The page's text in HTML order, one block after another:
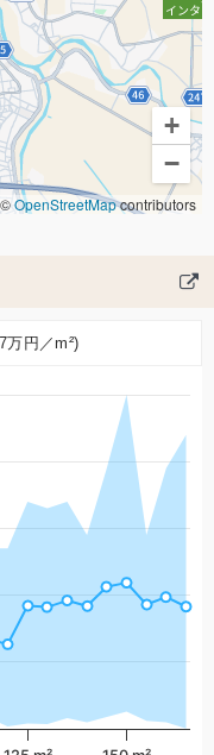
+
−
©OpenStreetMapcontributors
万円／m²)